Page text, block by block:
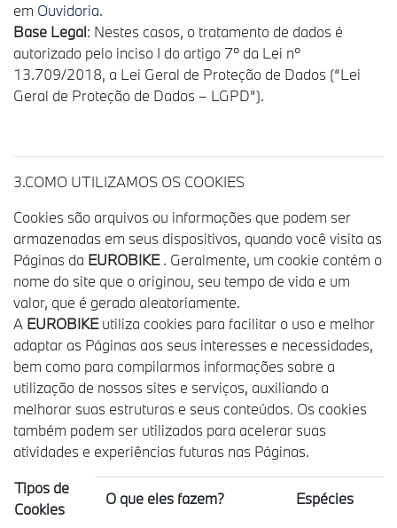
em Ouvidoria.
Base Legal: Nestes casos, o tratamento de dados é
autorizado pelo inciso I do artigo 7º da Lei nº
13.709/2018, a Lei Geral de Proteção de Dados (“Lei
Geral de Proteção de Dados – LGPD”).
3.COMO UTILIZAMOS OS COOKIES
Cookies são arquivos ou informações que podem ser
armazenadas em seus dispositivos, quando você visita as
Páginas da EUROBIKE. Geralmente, um cookie contém o
nome do site que o originou, seu tempo de vida e um
valor, que é gerado aleatoriamente.
A EUROBIKEutiliza cookies para facilitar o uso e melhor
adaptar as Páginas aos seus interesses e necessidades,
bem como para compilarmos informações sobre a
utilização de nossos sites e serviços, auxiliando a
melhorar suas estruturas e seus conteúdos. Os cookies
também podem ser utilizados para acelerar suas
atividades e experiências futuras nas Páginas.
Tipos de
Cookies
O que eles fazem? Espécies